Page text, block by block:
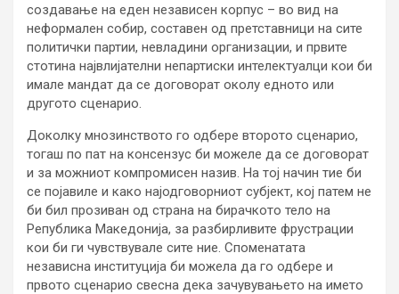
создавање на еден независен корпус – во вид на
неформален собир, составен од претставници на сите
политички партии, невладини организации, и првите
стотина највлијателни непартиски интелектуалци кои би
имале мандат да се договорат околу едното или
другото сценарио.
Доколку мнозинството го одбере второто сценарио,
тогаш по пат на консензус би можеле да се договорат
и за можниот компромисен назив. На тој начин тие би
се појавиле и како најодговорниот субјект, кој патем не
би бил прозиван од страна на бирачкото тело на
Република Македонија, за разбирливите фрустрации
кои би ги чувствувале сите ние. Споменатата
независна институција би можела да го одбере и
првото сценарио свесна дека зачувувањето на името